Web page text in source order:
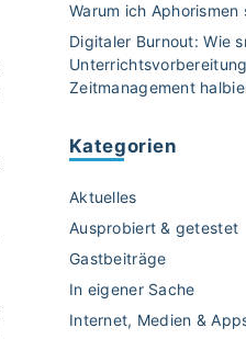
Warum ich Aphorismen
Digitaler Burnout: Wie
Zeitmanagement
Kategorien
Aktuelles
Ausprobiert & getestet
Gastbeiträge
In eigener Sache
Internet, Medien &